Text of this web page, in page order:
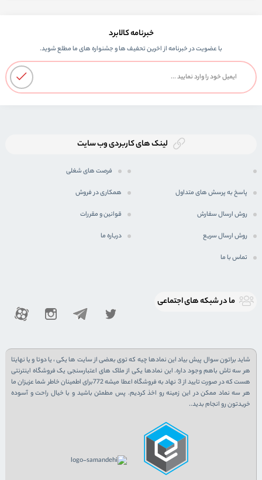
خبرنامه کالابرد
با عضویت در خبرنامه از اخرین تحفیف ها و جشنواره های ما مطلع شوید.
لینک های کاربردی وب سایت
فرصت های شغلی
پاسخ به پرسش های متداول همکاری در فروش
روش ارسال سفارش قوانین و مقررات
روش ارسال سریع درباره ما
تماس با ما
ما در شبكه های اجتماعی
شاید براتون سوال پیش بیاد این نمادها چیه که توی بعضی از سایت ها یکی ، یا دوتا و یا نهایتا
هر سه تاش باهم وجود داره. این نمادها یکی از ملاک های اعتبارسنجی یک فروشگاه اینترنتی
هست که در صورت تایید از 3 نهاد به فروشگاه اعطا میشه 772برای اطمینان خاطر شما عزیزان ما
هر سه نماد ممکن در این زمینه رو اخذ کردیم. پس مطمئن باشید و با خیال راحت و آسوده
خریدتون رو انجام بدید..